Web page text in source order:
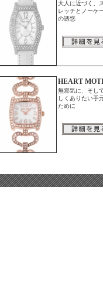
大人に近づく、
レッチとノーケ
の誘惑
HEART
無邪気に、そし
しくありたい手
ために